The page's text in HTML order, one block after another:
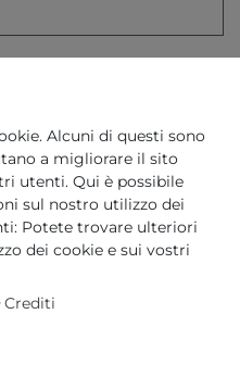
Jewelry -
Chrapt 18 kt
*incl. IVA più Spese di spedizione
€ *
Jewelry -
Alcuni di questi sono
a migliorare il sito
utenti. Qui è possibile
sul nostro utilizzo dei
Potete trovare ulteriori
dei cookie e sui vostri
Crediti